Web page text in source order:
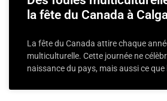
la fête du Canada à
La fête du Canada attire chaque
multiculturelle. Cette journée ne
naissance du pays, mais aussi ce que